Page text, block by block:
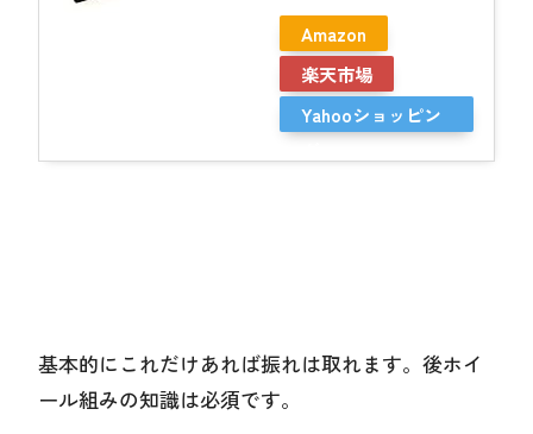
Amazon
楽天市場
Yahooショッピン
基本的にこれだけあれば振れは取れます。後ホイ
ール組みの知識は必須です。